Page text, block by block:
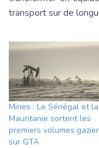
transport sur de
Mines : Le Sénégal et la
Mauritanie sortent les
premiers volumes
sur GTA